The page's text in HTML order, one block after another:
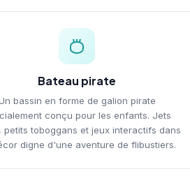
Bateau pirate
bassin en forme de galion pirate
conçu pour les enfants. Jets
petits toboggans et jeux interactifs dans
digne d'une aventure de flibustiers.